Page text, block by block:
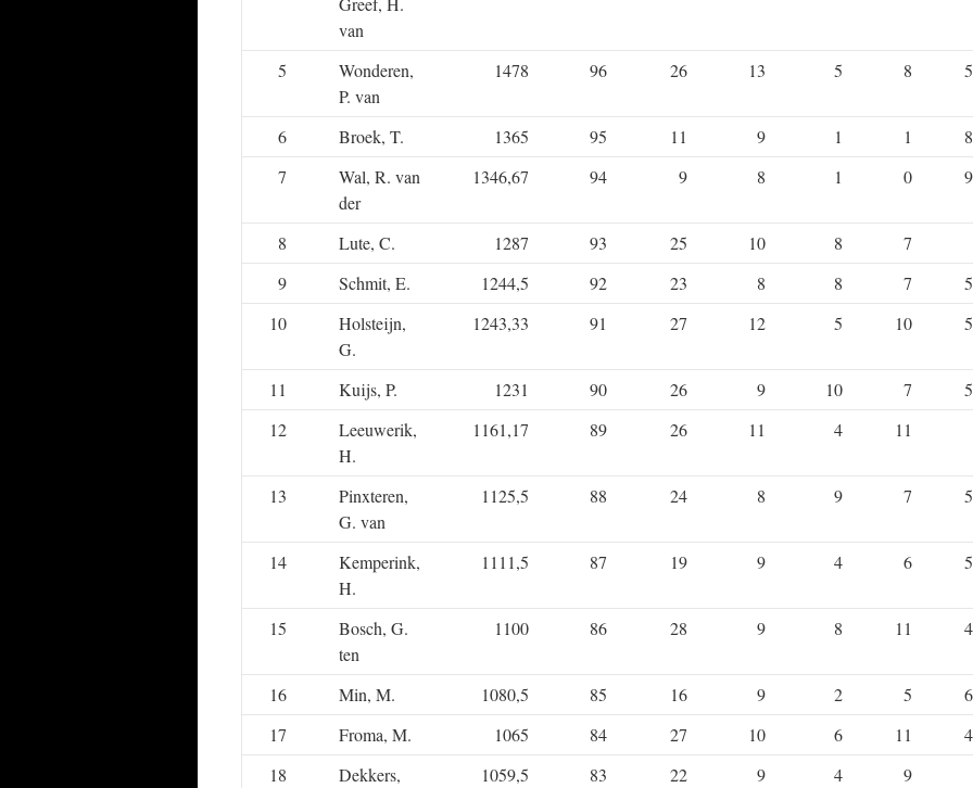
van
5
Wonderen,
P. van
1478 96 26 13 5 8
6 Broek, T. 1365 95 11 9 1 1
7
Wal, R. van
der
1346,67 94 9 8 1 0
8 Lute, C. 1287 93 25 10 8 7
9
Schmit, E. 1244,5 92 23 8 8 7
10
Holsteijn,
G.
1243,33 91 27 12 5 10
11 Kuijs, P. 1231 90 26 9 10 7
12
Leeuwerik,
H.
1161,17 89 26 11 4 11
13
Pinxteren,
G. van
1125,5 88 24 8 9 7
14
Kemperink,
H.
1111,5 87 19 9 4 6
15
Bosch, G.
ten
1100 86 28 9 8 11
16 Min, M. 1080,5 85 16 9 2 5
17
Froma, M. 1065 84 27 10 6 11
18
Dekkers,
1059,5 83 22 9 4 9